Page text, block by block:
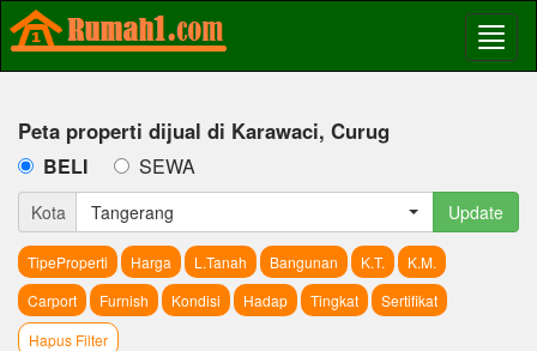
Peta properti dijual di Karawaci, Curug
BELI SEWA
Kota Tangerang Update
TipeProperti Harga L.Tanah Bangunan K.T.
K.M.
Carport
Furnish Kondisi Hadap Tingkat
Sertifikat
Hapus Filter